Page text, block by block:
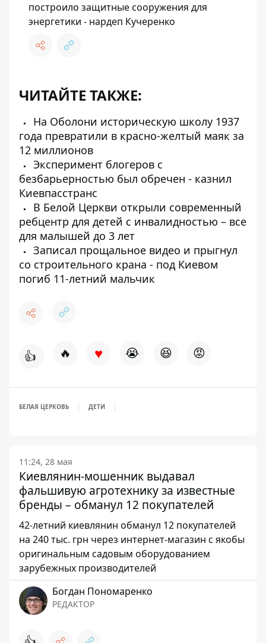
построило защитные сооружения для
энергетики - нардеп Кучеренко
ЧИТАЙТЕ ТАКЖЕ:
На Оболони историческую школу 1937
года превратили в красно-желтый маяк за
12 миллионов
Эксперимент блогеров с
безбарьерностью был обречен - казнил
Киевпасстранс
В Белой Церкви открыли современный
ребцентр для детей с инвалидностью – все
для малышей до 3 лет
Записал прощальное видео и прыгнул
со строительного крана - под Киевом
погиб 11-летний мальчик
👍 🔥 ♥ 😭 😆 😡
БЕЛАЯ ЦЕРКОВЬ ДЕТИ
11:24, 28 мая
Киевлянин-мошенник выдавал
фальшивую агротехнику за известные
бренды – обманул 12 покупателей
42-летний киевлянин обманул 12 покупателей
на 240 тыс. грн через интернет-магазин с якобы
оригинальным садовым оборудованием
зарубежных производителей
Богдан Пономаренко
РЕДАКТОР